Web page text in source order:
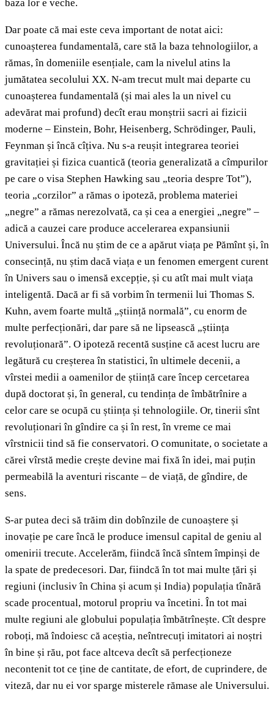
baza lor e veche.
Dar poate că mai este ceva important de notat aici:
cunoașterea fundamentală, care stă la baza tehnologiilor, a
rămas, în domeniile esențiale, cam la nivelul atins la
jumătatea secolului XX. N-am trecut mult mai departe cu
cunoașterea fundamentală (și mai ales la un nivel cu
adevărat mai profund) decît erau monștrii sacri ai fizicii
moderne – Einstein, Bohr, Heisenberg, Schrödinger, Pauli,
Feynman și încă cîțiva. Nu s-a reușit integrarea teoriei
gravitației și fizica cuantică (teoria generalizată a cîmpurilor
pe care o visa Stephen Hawking sau „teoria despre Tot”),
teoria „corzilor” a rămas o ipoteză, problema materiei
„negre” a rămas nerezolvată, ca și cea a energiei „negre” –
adică a cauzei care produce accelerarea expansiunii
Universului. Încă nu știm de ce a apărut viața pe Pămînt și, în
consecință, nu știm dacă viața e un fenomen emergent curent
în Univers sau o imensă excepție, și cu atît mai mult viața
inteligentă. Dacă ar fi să vorbim în termenii lui Thomas S.
Kuhn, avem foarte multă „știință normală”, cu enorm de
multe perfecționări, dar pare să ne lipsească „știința
revoluționară”. O ipoteză recentă susține că acest lucru are
legătură cu creșterea în statistici, în ultimele decenii, a
vîrstei medii a oamenilor de știință care încep cercetarea
după doctorat și, în general, cu tendința de îmbătrînire a
celor care se ocupă cu știința și tehnologiile. Or, tinerii sînt
revoluționari în gîndire ca și în rest, în vreme ce mai
vîrstnicii tind să fie conservatori. O comunitate, o societate a
cărei vîrstă medie crește devine mai fixă în idei, mai puțin
permeabilă la aventuri riscante – de viață, de gîndire, de
sens.
S-ar putea deci să trăim din dobînzile de cunoaștere și
inovație pe care încă le produce imensul capital de geniu al
omenirii trecute. Accelerăm, fiindcă încă sîntem împinși de
la spate de predecesori. Dar, fiindcă în tot mai multe țări și
regiuni (inclusiv în China și acum și India) populația tînără
scade procentual, motorul propriu va încetini. În tot mai
multe regiuni ale globului populația îmbătrînește. Cît despre
roboți, mă îndoiesc că aceștia, neîntrecuți imitatori ai noștri
în bine și rău, pot face altceva decît să perfecționeze
necontenit tot ce ține de cantitate, de efort, de cuprindere, de
viteză, dar nu ei vor sparge misterele rămase ale Universului.